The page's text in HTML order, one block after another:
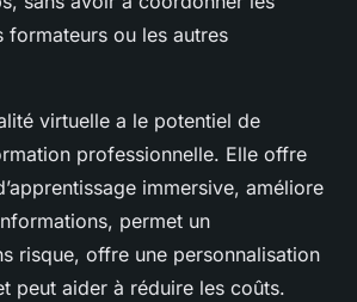
formateurs ou les autres
virtuelle a le potentiel de
professionnelle. Elle offre
immersive, améliore
permet un
risque, offre une personnalisation
peut aider à réduire les coûts.